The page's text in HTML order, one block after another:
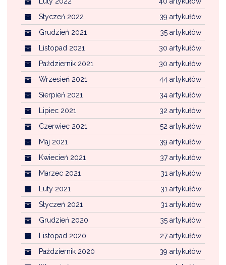
39 artykułów
Styczeń 2022
35 artykułów
Grudzień 2021
30 artykułów
Listopad 2021
30 artykułów
Październik 2021
44 artykułów
Wrzesień 2021
34 artykułów
Sierpień 2021
32 artykułów
Lipiec 2021
52 artykułów
Czerwiec 2021
39 artykułów
Maj 2021
37 artykułów
Kwiecień 2021
31 artykułów
Marzec 2021
31 artykułów
Luty 2021
31 artykułów
Styczeń 2021
35 artykułów
Grudzień 2020
27 artykułów
Listopad 2020
39 artykułów
Październik 2020